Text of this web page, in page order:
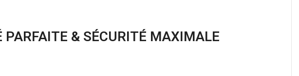
& SÉCURITÉ MAXIMALE